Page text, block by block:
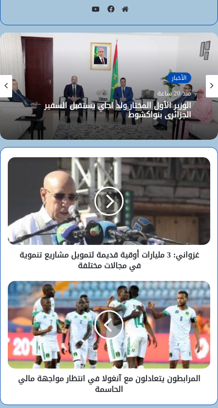
الويب
الأخبار
منذ 20 ساعة
الوزير الأول المختار ولد اجاي يستقبل السفير
الجزائري بنواكشوط
الأخبار
منذ 20 ساعة
الأركان العامة للجيوش تعلن عن اكتتاب مباشر
لطلبة ضباط عاملين (2026-2027)
غزواني: 3 مليارات أوقية قديمة لتمويل مشاريع تنموية
في مجالات مختلفة
المرابطون يتعادلون مع آنغولا في انتظار مواجهة مالي
الحاسمة